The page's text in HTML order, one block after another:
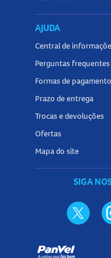
AJUDA
Central de
Perguntas frequentes
Formas de pagamento
Prazo de entrega
Trocas e devoluções
Ofertas
Mapa do site
SIGA